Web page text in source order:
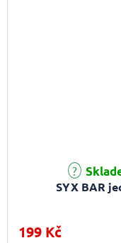
SYX BAR
199 Kč